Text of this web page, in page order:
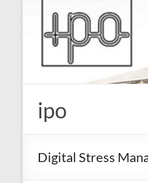
ipo
Digital Stress